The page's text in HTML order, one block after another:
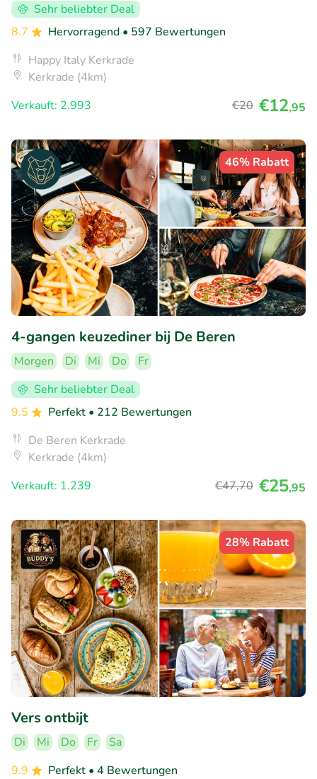
Sehr beliebter Deal
8.7
Hervorragend • 597 Bewertungen
Happy Italy Kerkrade
Kerkrade (4km)
Verkauft: 2.993
€20 €12,95
46% Rabatt
4-gangen keuzediner bij De Beren
Morgen Di Mi Do
Fr
Sehr beliebter Deal
9.5
Perfekt • 212 Bewertungen
De Beren Kerkrade
Kerkrade (4km)
Verkauft: 1.239
€47,70 €25,95
28% Rabatt
Vers ontbijt
Di Mi Do Fr
Sa
9.9
Perfekt • 4 Bewertungen